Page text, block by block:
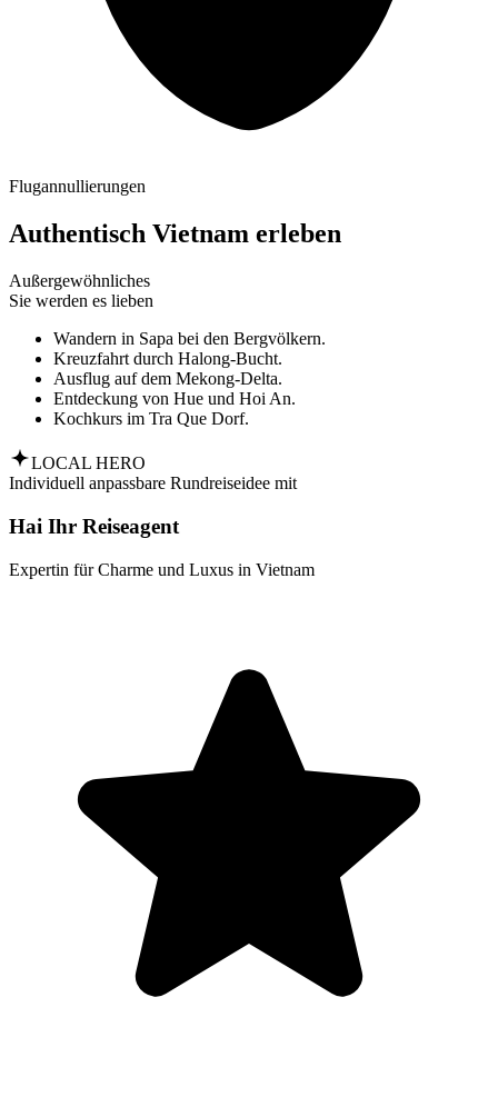
Flugannullierungen
Authentisch Vietnam erleben
Außergewöhnliches
Sie werden es lieben
Wandern in Sapa bei den Bergvölkern.
Kreuzfahrt durch Halong-Bucht.
Ausflug auf dem Mekong-Delta.
Entdeckung von Hue und Hoi An.
Kochkurs im Tra Que Dorf.
LOCAL HERO
Individuell anpassbare Rundreiseidee mit
Hai Ihr Reiseagent
Expertin für Charme und Luxus in Vietnam